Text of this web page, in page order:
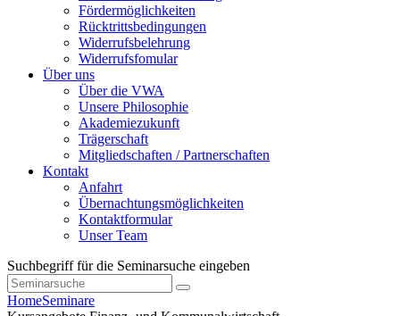
Fördermöglichkeiten
Rücktrittsbedingungen
Widerrufsbelehrung
Widerrufsfomular
Über uns
Über die VWA
Unsere Philosophie
Akademiezukunft
Trägerschaft
Mitgliedschaften / Partnerschaften
Kontakt
Anfahrt
Übernachtungsmöglichkeiten
Kontaktformular
Unser Team
Suchbegriff für die Seminarsuche eingeben
HomeSeminare